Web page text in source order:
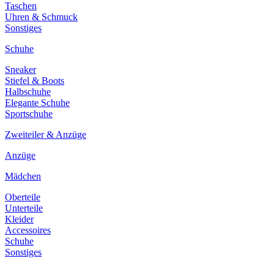
Taschen
Uhren & Schmuck
Sonstiges
Schuhe
Sneaker
Stiefel & Boots
Halbschuhe
Elegante Schuhe
Sportschuhe
Zweiteiler & Anzüge
Anzüge
Mädchen
Oberteile
Unterteile
Kleider
Accessoires
Schuhe
Sonstiges